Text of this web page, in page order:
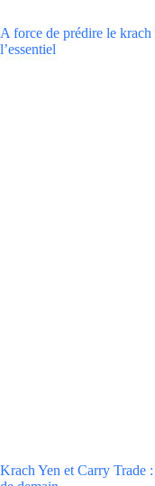
A force de prédire le
l’essentiel
Krach Yen et Carry Trade